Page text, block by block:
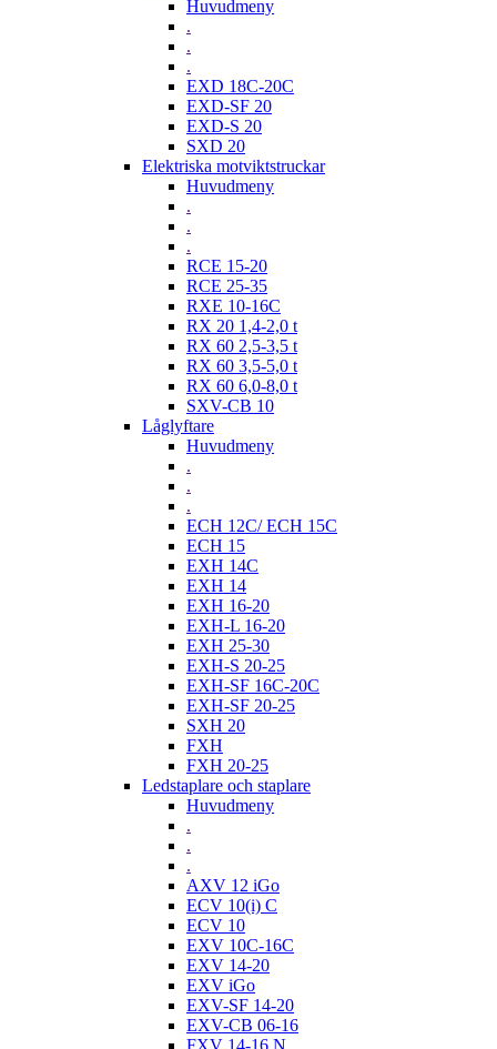
Huvudmeny
.
.
.
EXD 18C-20C
EXD-SF 20
EXD-S 20
SXD 20
Elektriska motviktstruckar
Huvudmeny
.
.
.
RCE 15-20
RCE 25-35
RXE 10-16C
RX 20 1,4-2,0 t
RX 60 2,5-3,5 t
RX 60 3,5-5,0 t
RX 60 6,0-8,0 t
SXV-CB 10
Låglyftare
Huvudmeny
.
.
.
ECH 12C/ ECH 15C
ECH 15
EXH 14C
EXH 14
EXH 16-20
EXH-L 16-20
EXH 25-30
EXH-S 20-25
EXH-SF 16C-20C
EXH-SF 20-25
SXH 20
FXH
FXH 20-25
Ledstaplare och staplare
Huvudmeny
.
.
.
AXV 12 iGo
ECV 10(i) C
ECV 10
EXV 10C-16C
EXV 14-20
EXV iGo
EXV-SF 14-20
EXV-CB 06-16
FXV 14-16 N